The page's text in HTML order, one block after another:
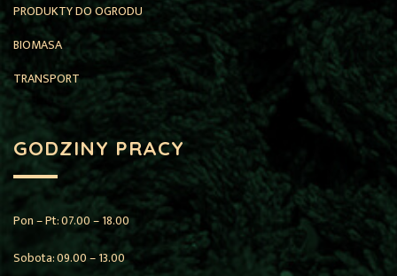
PRODUKTY DO OGRODU
BIOMASA
TRANSPORT
GODZINY PRACY
Pon – Pt: 07.00 – 18.00
Sobota: 09.00 – 13.00